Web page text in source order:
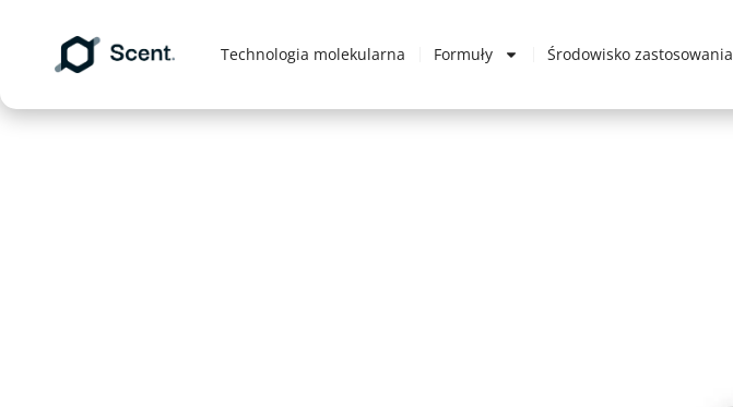
Technologia molekularna Formuły Środowisko zastosowania